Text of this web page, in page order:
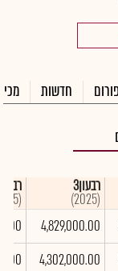
חדשות
רבעון3
(2025)
רבעון2
(2025)
4,829,000.00
4,302,000.00